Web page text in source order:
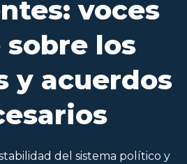
voces
sobre los
y acuerdos
del sistema político y